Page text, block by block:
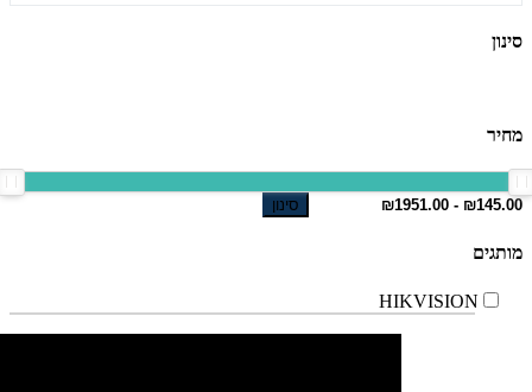
סינון
מחיר
סינון
מותגים
HIKVISION